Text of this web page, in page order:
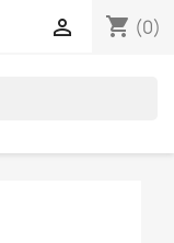
shopping_cart (0)
